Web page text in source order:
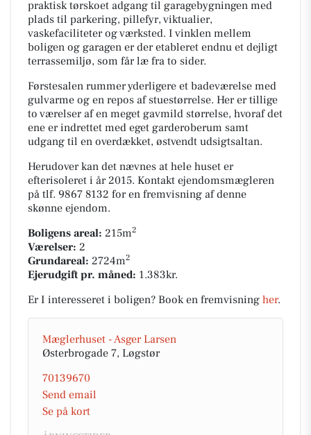
praktisk tørskoet adgang til garagebygningen med
plads til parkering, pillefyr, viktualier,
vaskefaciliteter og værksted. I vinklen mellem
boligen og garagen er der etableret endnu et dejligt
terrassemiljø, som får læ fra to sider.
Førstesalen rummer yderligere et badeværelse med
gulvarme og en repos af stuestørrelse. Her er tillige
to værelser af en meget gavmild størrelse, hvoraf det
ene er indrettet med eget garderoberum samt
udgang til en overdækket, østvendt udsigtsaltan.
Herudover kan det nævnes at hele huset er
efterisoleret i år 2015. Kontakt ejendomsmægleren
på tlf. 9867 8132 for en fremvisning af denne
skønne ejendom.
Boligens areal: 215m2
Værelser: 2
Grundareal: 2724m2
Ejerudgift pr. måned: 1.383kr.
Er I interesseret i boligen? Book en fremvisning her.
Mæglerhuset - Asger Larsen
Østerbrogade 7, Løgstør
70139670
Send email
Se på kort